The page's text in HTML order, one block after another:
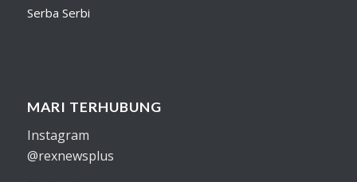
Serba Serbi
MARI TERHUBUNG
Instagram
@rexnewsplus